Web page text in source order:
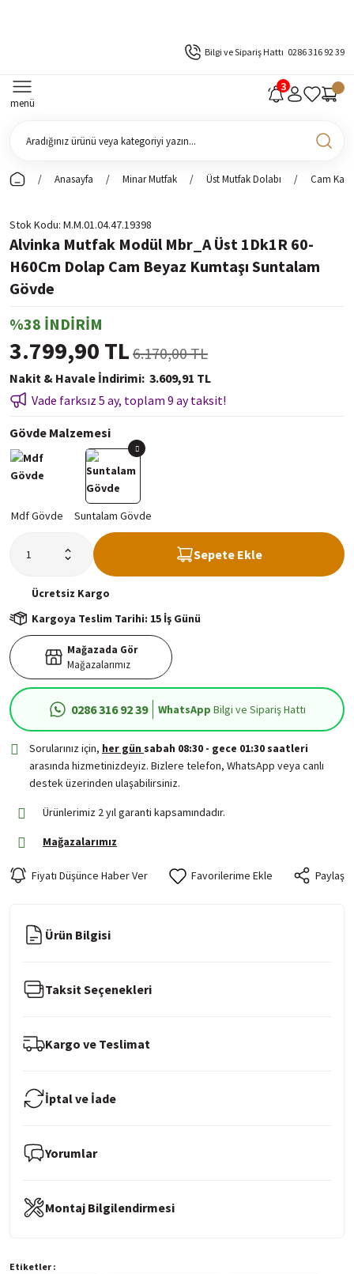
Bilgi ve Sipariş Hattı 0286 316 92 39
menü
Anasayfa Minar Mutfak Üst Mutfak Dolabı Cam
Stok Kodu M.M.01.04.47.19398
Alvinka Mutfak Modül Mbr_A Üst 1Dk1R 60-
H60Cm Dolap Cam Beyaz Kumtaşı Suntalam
Gövde
%38 İNDİRİM
3.799,90 TL 6.170,00 TL
Nakit & Havale İndirimi 3.609,91 TL
Vade farksız 5 ay, toplam 9 ay taksit!
Gövde Malzemesi
Sepete Ekle
Ücretsiz Kargo
Kargoya Teslim Tarihi: 15 İş Günü
Mağazada Gör
Mağazalarımız
0286 316 92 39 WhatsApp Bilgi ve Sipariş Hattı
Sorularınız için, her gün sabah 08:30 - gece 01:30 saatleri
arasında hizmetinizdeyiz. Bizlere telefon, WhatsApp veya canlı
destek üzerinden ulaşabilirsiniz.
Ürünlerimiz 2 yıl garanti kapsamındadır.
Mağazalarımız
Fiyatı Düşünce Haber Ver Paylaş
Ürün Bilgisi
Taksit Seçenekleri
Kargo ve Teslimat
İptal ve İade
Yorumlar
Montaj Bilgilendirmesi
Etiketler :